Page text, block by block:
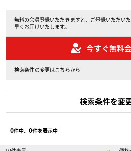
無料の会員登録いただきますと、ご登録いただい
早くお届けいたします。
今すぐ無料
検索条件の変更はこちらから
検索条件を変
0件中、 0件を表示中